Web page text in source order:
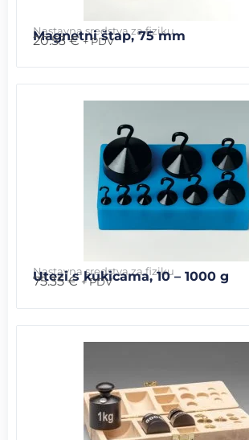
Nastavna sredstva za fiziku
Magnetni štap, 75 mm
20.53€ + PDV
Nastavna sredstva za fiziku
Utezi s kukicama, 10 – 1000 g
75.35€ + PDV